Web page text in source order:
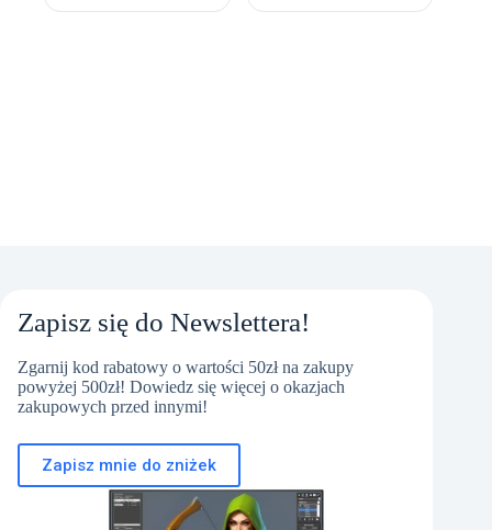
Zapisz się do Newslettera!
Zgarnij kod rabatowy o wartości 50zł na zakupy
powyżej 500zł! Dowiedz się więcej o okazjach
zakupowych przed innymi!
Zapisz mnie do zniżek